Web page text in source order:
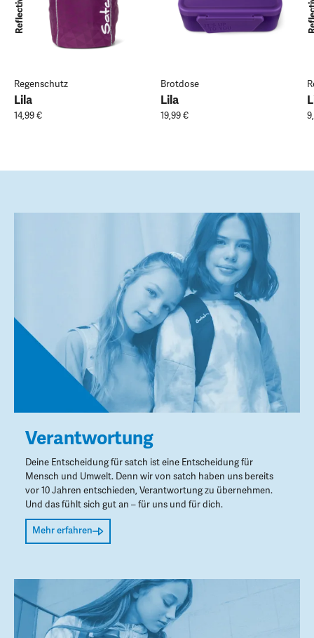
Regenschutz
Lila
14,99 €
Brotdose
Lila
19,99 €
Verantwortung
Deine Entscheidung für satch ist eine Entscheidung für
Mensch und Umwelt. Denn wir von satch haben uns bereits
vor 10 Jahren entschieden, Verantwortung zu übernehmen.
Und das fühlt sich gut an – für uns und für dich.
Mehr erfahren